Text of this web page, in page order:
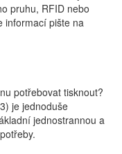
pruhu, RFID nebo
informací pište na
potřebovat tisknout?
je jednoduše
jednostrannou a